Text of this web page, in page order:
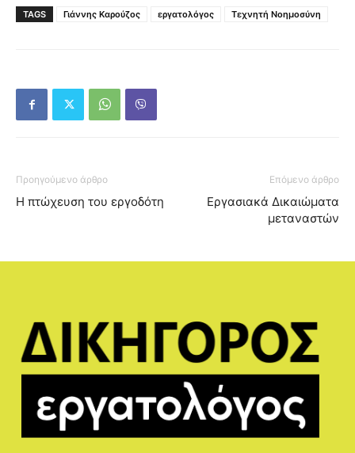
TAGS Γιάννης Καρούζος εργατολόγος Τεχνητή Νοημοσύνη
Προηγούμενο άρθρο
Η πτώχευση του εργοδότη
Επόμενο άρθρο
Εργασιακά Δικαιώματα
μεταναστών